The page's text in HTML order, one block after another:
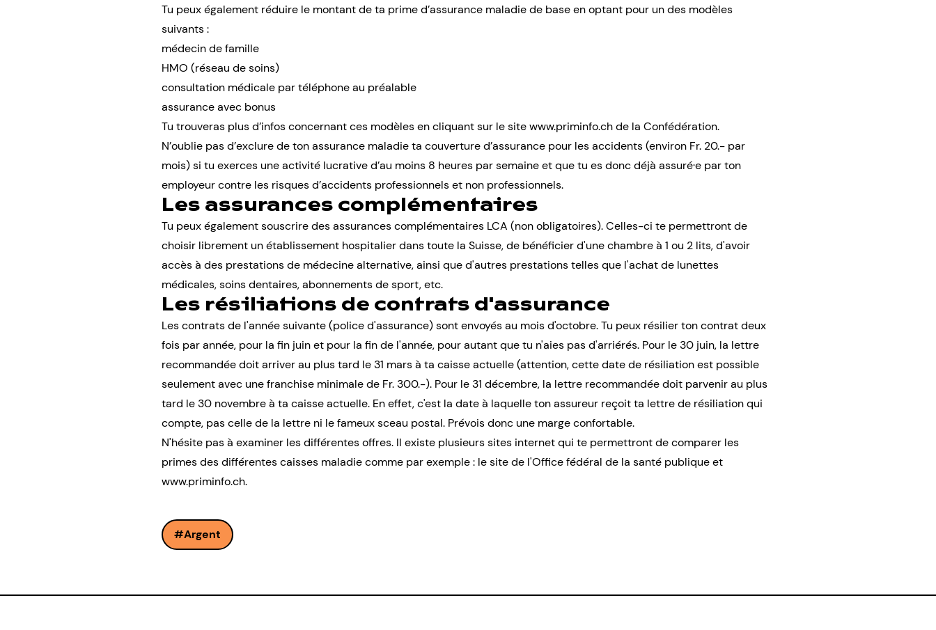
Tu peux également réduire le montant de ta prime d’assurance maladie de base en optant pour un des modèles
suivants :
médecin de famille
HMO (réseau de soins)
consultation médicale par téléphone au préalable
assurance avec bonus
Tu trouveras plus d’infos concernant ces modèles en cliquant sur le sitewww.priminfo.chde la Confédération.
N’oublie pas d’exclure de ton assurance maladie ta couverture d’assurance pour les accidents (environ Fr. 20.- par
mois) si tu exerces une activité lucrative d’au moins 8 heures par semaine et que tu es donc déjà assuré·e par ton
employeur contre les risques d’accidents professionnels et non professionnels.
Les assurances complémentaires
Tu peux également souscrire des assurances complémentaires LCA (non obligatoires). Celles-ci te permettront de
choisir librement un établissement hospitalier dans toute la Suisse, de bénéficier d'une chambre à 1 ou 2 lits, d'avoir
accès à des prestations de médecine alternative, ainsi que d'autres prestations telles que l'achat de lunettes
médicales, soins dentaires, abonnements de sport, etc.
Les résiliations de contrats d'assurance
Les contrats de l'année suivante (police d'assurance) sont envoyés au mois d'octobre. Tu peux résilier ton contrat deux
fois par année, pour la fin juin et pour la fin de l'année, pour autant que tu n'aies pas d'arriérés. Pour le 30 juin, la lettre
recommandée doit arriver au plus tard le 31 mars à ta caisse actuelle (attention, cette date de résiliation est possible
seulement avec une franchise minimale de Fr. 300.-). Pour le 31 décembre, la lettre recommandée doit parvenir au plus
tard le 30 novembre à ta caisse actuelle. En effet, c'est la date à laquelle ton assureur reçoit ta lettre de résiliation qui
compte, pas celle de la lettre ni le fameux sceau postal. Prévois donc une marge confortable.
N'hésite pas à examiner les différentes offres. Il existe plusieurs sites internet qui te permettront de comparer les
primes des différentes caisses maladie comme par exemple : le site de l'Office fédéral de la santé publiqueet
www.priminfo.ch.
Argent